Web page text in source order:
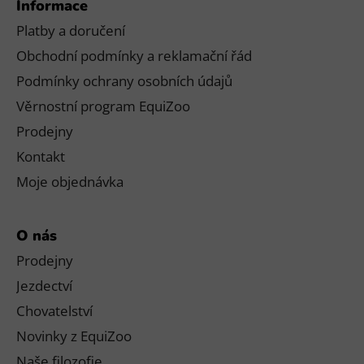
Informace
Platby a doručení
Obchodní podmínky a reklamační řád
Podmínky ochrany osobních údajů
Věrnostní program EquiZoo
Prodejny
Kontakt
Moje objednávka
O nás
Prodejny
Jezdectví
Chovatelství
Novinky z EquiZoo